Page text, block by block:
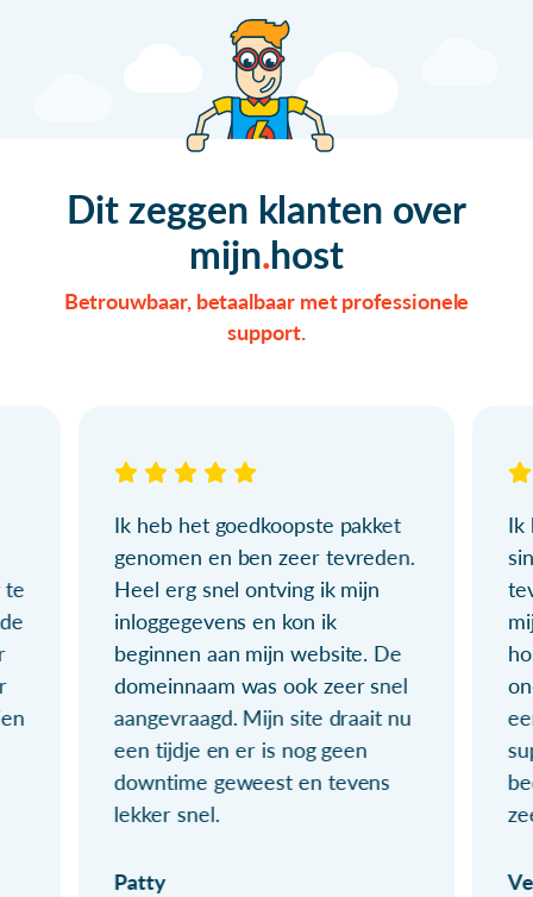
Dit zeggen klanten over
mijn host
Betrouwbaar, betaalbaar met professionele
support.
te
Ik heb het goedkoopste pakket
genomen en ben zeer tevreden.
Heel erg snel ontving ik mijn
inloggegevens en kon ik
beginnen aan mijn website. De
domeinnaam was ook zeer snel
aangevraagd. Mijn site draait nu
een tijdje en er is nog geen
downtime geweest en tevens
lekker snel.
Patty
Ik